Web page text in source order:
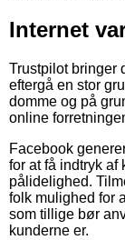
Internet
Trustpilot bringer
eftergå en stor
domme og på
online
Facebook
for at få indtryk af
pålidelighed.
folk mulighed for
som tillige bør
kunderne er.